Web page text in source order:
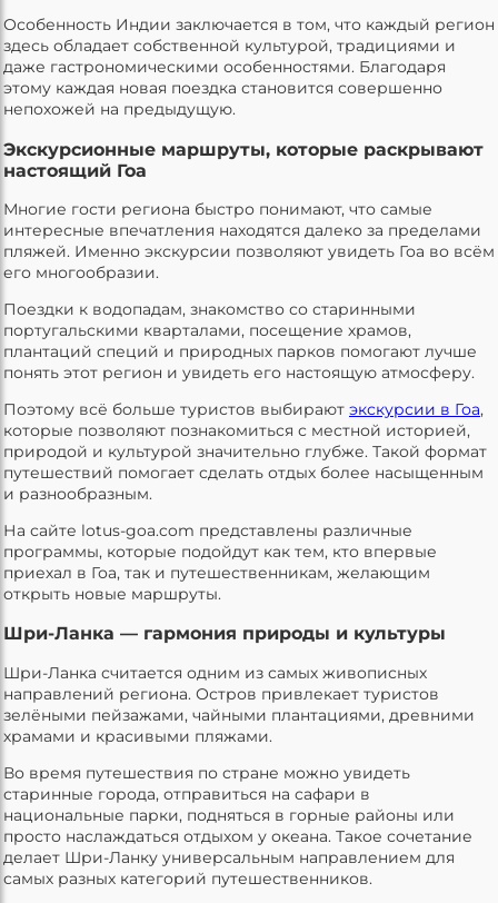
Особенность Индии заключается в том, что каждый регион
здесь обладает собственной культурой, традициями и
даже гастрономическими особенностями. Благодаря
этому каждая новая поездка становится совершенно
непохожей на предыдущую.
Экскурсионные маршруты, которые раскрывают
настоящий Гоа
Многие гости региона быстро понимают, что самые
интересные впечатления находятся далеко за пределами
пляжей. Именно экскурсии позволяют увидеть Гоа во всём
его многообразии.
Поездки к водопадам, знакомство со старинными
португальскими кварталами, посещение храмов,
плантаций специй и природных парков помогают лучше
понять этот регион и увидеть его настоящую атмосферу.
Поэтому всё больше туристов выбирают экскурсии в Гоа,
которые позволяют познакомиться с местной историей,
природой и культурой значительно глубже. Такой формат
путешествий помогает сделать отдых более насыщенным
и разнообразным.
На сайте lotus-goa.com представлены различные
программы, которые подойдут как тем, кто впервые
приехал в Гоа, так и путешественникам, желающим
открыть новые маршруты.
Шри-Ланка — гармония природы и культуры
Шри-Ланка считается одним из самых живописных
направлений региона. Остров привлекает туристов
зелёными пейзажами, чайными плантациями, древними
храмами и красивыми пляжами.
Во время путешествия по стране можно увидеть
старинные города, отправиться на сафари в
национальные парки, подняться в горные районы или
просто наслаждаться отдыхом у океана. Такое сочетание
делает Шри-Ланку универсальным направлением для
самых разных категорий путешественников.